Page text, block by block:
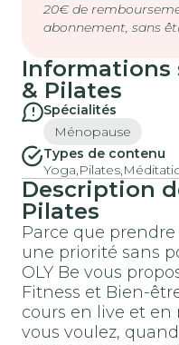
20€ de
abonnement, sans
Informations
& Pilates
Spécialités
Ménopause
Types de contenu
Yoga,Pilates,
Description
Pilates
Parce que
une priorité sans
OLY Be vous
Fitness et Bien-
cours en live et en
vous voulez,